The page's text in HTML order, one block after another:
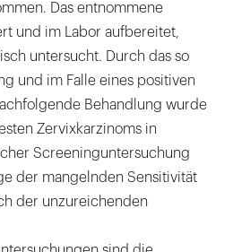
Das entnommene
und im Labor aufbereitet,
untersucht. Durch das so
und im Falle eines positiven
Behandlung wurde
Zervixkarzinoms in
Screeninguntersuchung
der mangelnden Sensitivität
der unzureichenden